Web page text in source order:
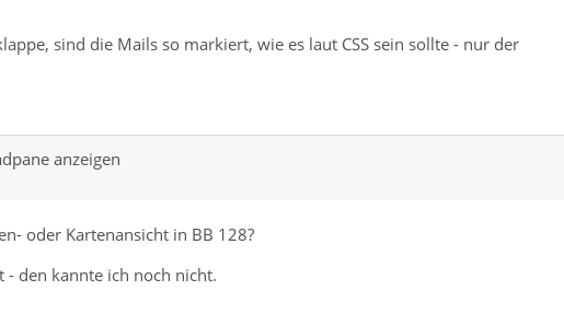
sind die Mails so markiert, wie es laut CSS sein sollte - nur der
anzeigen
oder Kartenansicht in BB 128?
- den kannte ich noch nicht.